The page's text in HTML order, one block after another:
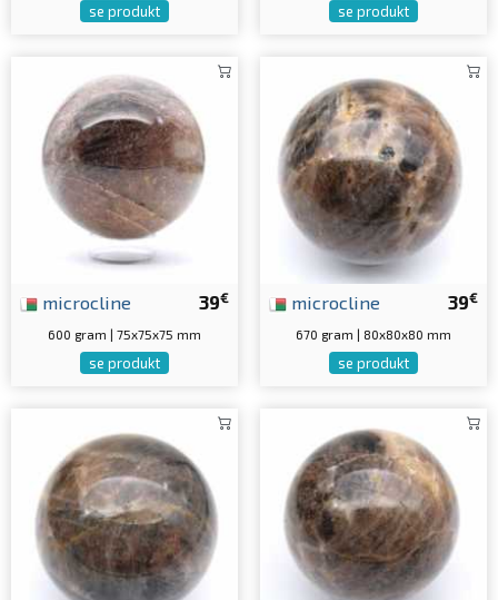
se produkt se produkt
39€
microcline
600 gram | 75x75x75 mm
se produkt
39€
microcline
670 gram | 80x80x80 mm
se produkt